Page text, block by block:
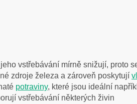
vstřebávání mírně snižují, proto
zdroje železa a zároveň poskytují
potraviny, které jsou ideální
vstřebávání některých živin